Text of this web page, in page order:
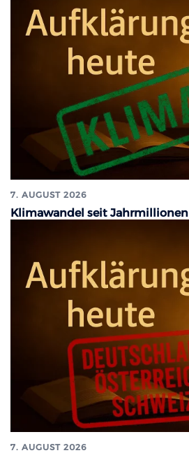
7. AUGUST 2026
Klimawandel seit Jahrmillionen
7. AUGUST 2026